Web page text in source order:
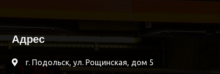
Адрес
г. Подольск, ул. Рощинская, дом 5